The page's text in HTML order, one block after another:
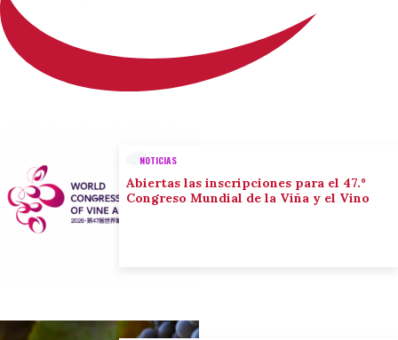
NOTICIAS
Abiertas las inscripciones para el 47.º
Congreso Mundial de la Viña y el Vino